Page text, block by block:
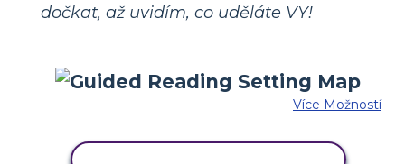
dočkat, až uvidím, co uděláte VY!
Více Možností